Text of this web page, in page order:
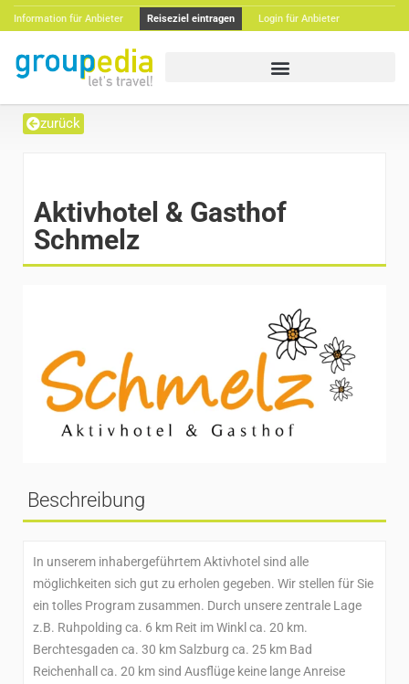
Information für Anbieter Reiseziel eintragen Login für Anbieter
zurück
Aktivhotel & Gasthof
Schmelz
Beschreibung
In unserem inhabergeführtem Aktivhotel sind alle
möglichkeiten sich gut zu erholen gegeben. Wir stellen für Sie
ein tolles Program zusammen. Durch unsere zentrale Lage
z.B. Ruhpolding ca. 6 km Reit im Winkl ca. 20 km.
Berchtesgaden ca. 30 km Salzburg ca. 25 km Bad
Reichenhall ca. 20 km sind Ausflüge keine lange Anreise